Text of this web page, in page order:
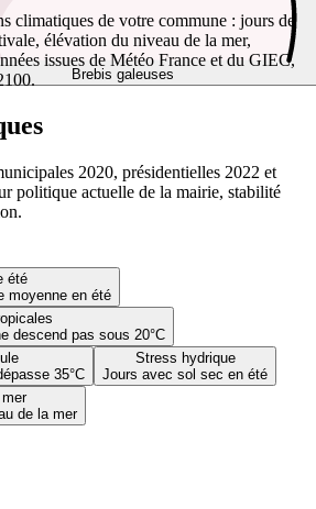
Brebis galeuses
été
moyenne en été
descend pas sous 20°C
35°C
Stress hydrique
Jours avec sol sec en été
de la mer
climatiques de votre commune : jours de
élévation du niveau de la mer,
issues de Météo France et du GIEC,
2020, présidentielles 2022 et
politique actuelle de la mairie, stabilité